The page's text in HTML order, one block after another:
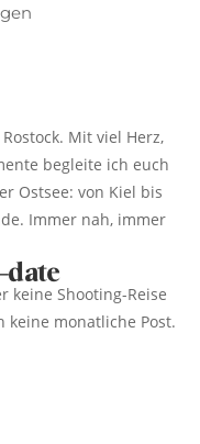
Mit viel Herz,
begleite ich euch
Ostsee: von Kiel bis
Immer nah, immer
keine Shooting-Reise
keine monatliche Post.